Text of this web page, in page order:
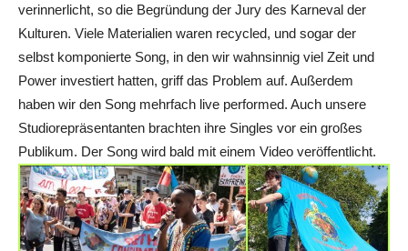
verinnerlicht, so die Begründung der Jury des Karneval der
Kulturen. Viele Materialien waren recycled, und sogar der
selbst komponierte Song, in den wir wahnsinnig viel Zeit und
Power investiert hatten, griff das Problem auf. Außerdem
haben wir den Song mehrfach live performed. Auch unsere
Studiorepräsentanten brachten ihre Singles vor ein großes
Publikum. Der Song wird bald mit einem Video veröffentlicht.